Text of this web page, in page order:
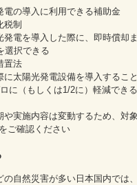
の導入に利用できる補助金
税制
電を導入した際に、即時償却
選択できる
置法
太陽光発電設備を導入するこ
に（もしくは1/2に）軽減できる
実施内容は変動するため、対
ご確認ください
の自然災害が多い日本国内では